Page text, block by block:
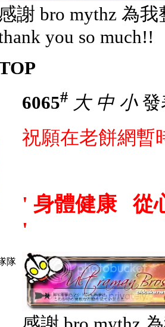
謝 bro mythz 為
you so much!!
隊
6065# 大 中 小發
祝願在老餅網暫
' 身體健康 從
'